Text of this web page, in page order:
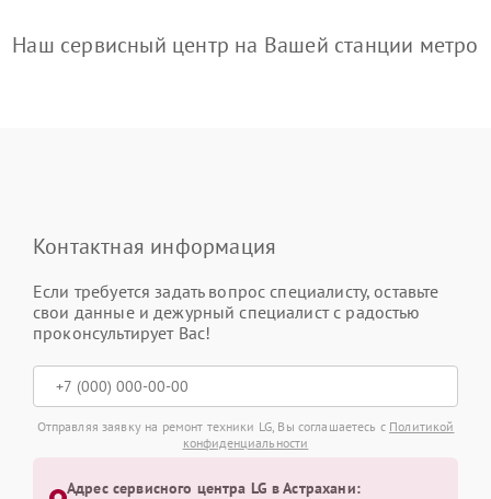
Наш сервисный центр на Вашей станции метро
Контактная информация
Если требуется задать вопрос специалисту, оставьте
свои данные и дежурный специалист с радостью
проконсультирует Вас!
Отправляя заявку на ремонт техники LG, Вы соглашаетесь с Политикой
конфиденциальности
Адрес сервисного центра LG в Астрахани: